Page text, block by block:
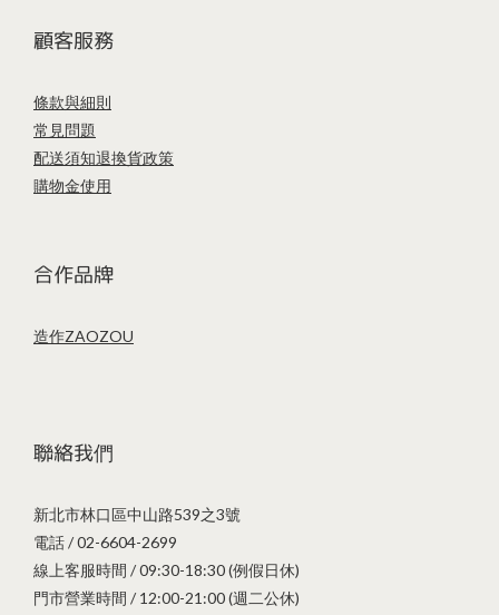
顧客服務
條款與細則
常見問題
配送須知退換貨政策
購物金使用
合作品牌
造作ZAOZOU
聯絡我們
新北市林口區中山路539之3號
電話 / 02-6604-2699
線上客服時間 / 09:30-18:30 (例假日休)
門市營業時間 / 12:00-21:00 (週二公休)